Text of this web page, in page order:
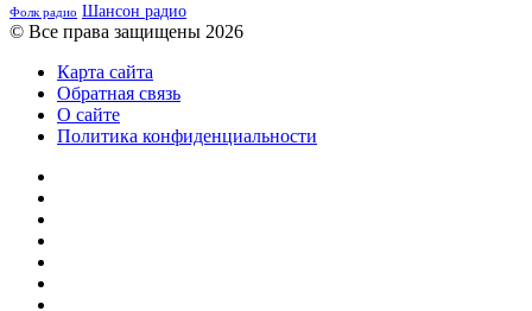
Фолк радио Шансон радио
© Все права защищены 2026
Карта сайта
Обратная связь
О сайте
Политика конфиденциальности